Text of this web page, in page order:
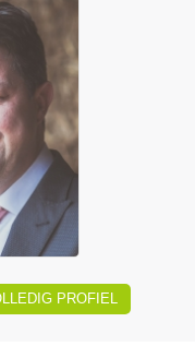
PROFIEL